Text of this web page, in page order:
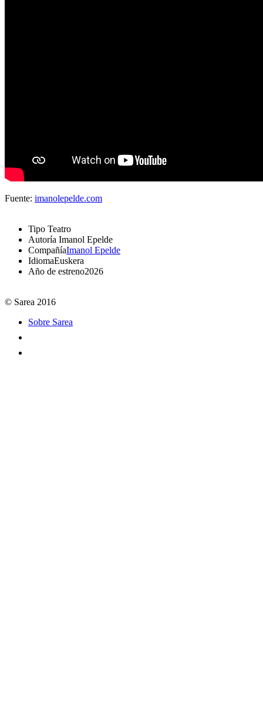
Fuente: imanolepelde.com
Tipo Teatro
Autoría Imanol Epelde
CompañíaImanol Epelde
IdiomaEuskera
Año de estreno2026
© Sarea 2016
Sobre Sarea